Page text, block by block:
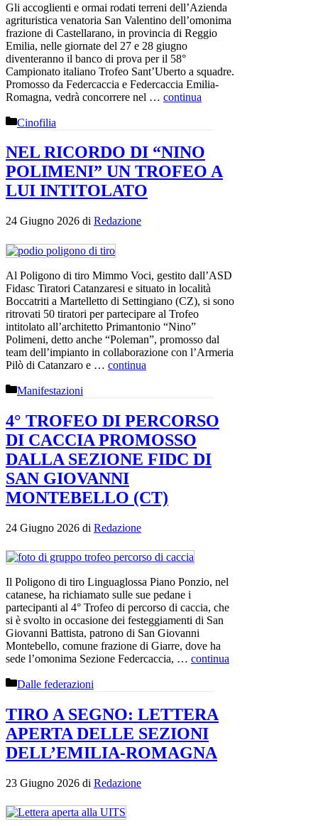
Gli accoglienti e ormai rodati terreni dell’Azienda
agrituristica venatoria San Valentino dell’omonima
frazione di Castellarano, in provincia di Reggio
Emilia, nelle giornate del 27 e 28 giugno
diventeranno il banco di prova per il 58°
Campionato italiano Trofeo Sant’Uberto a squadre.
Promosso da Federcaccia e Federcaccia Emilia-
Romagna, vedrà concorrere nel … continua
Categorie
Cinofilia
NEL RICORDO DI “NINO
POLIMENI” UN TROFEO A
LUI INTITOLATO
24 Giugno 2026 di Redazione
Al Poligono di tiro Mimmo Voci, gestito dall’ASD
Fidasc Tiratori Catanzaresi e situato in località
Boccatriti a Martelletto di Settingiano (CZ), si sono
ritrovati 50 tiratori per partecipare al Trofeo
intitolato all’architetto Primantonio “Nino”
Polimeni, detto anche “Poleman”, promosso dal
team dell’impianto in collaborazione con l’Armeria
Pilò di Catanzaro e … continua
Categorie
Manifestazioni
4° TROFEO DI PERCORSO
DI CACCIA PROMOSSO
DALLA SEZIONE FIDC DI
SAN GIOVANNI
MONTEBELLO (CT)
24 Giugno 2026 di Redazione
Il Poligono di tiro Linguaglossa Piano Ponzio, nel
catanese, ha richiamato sulle sue pedane i
partecipanti al 4° Trofeo di percorso di caccia, che
si è svolto in occasione dei festeggiamenti di San
Giovanni Battista, patrono di San Giovanni
Montebello, comune frazione di Giarre, dove ha
sede l’omonima Sezione Federcaccia, … continua
Categorie
Dalle federazioni
TIRO A SEGNO: LETTERA
APERTA DELLE SEZIONI
DELL’EMILIA-ROMAGNA
23 Giugno 2026 di Redazione